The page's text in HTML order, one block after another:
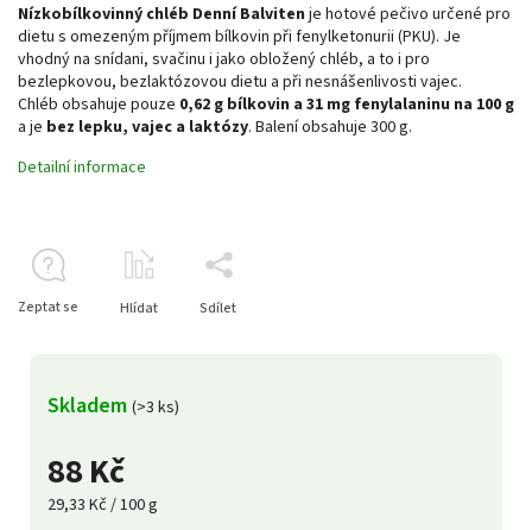
88 Kč
29,33 Kč / 100 g
Skladem (>3 ks)
Nízkobílkovinný chléb Denní Balviten je hotové pečivo určené pro
dietu s omezeným příjmem bílkovin při fenylketonurii (PKU). Je
vhodný na snídani, svačinu i jako obložený chléb, a to i pro
bezlepkovou, bezlaktózovou dietu a při nesnášenlivosti vajec.
Chléb obsahuje pouze 0,62 g bílkovin a 31 mg fenylalaninu na 100 g
a je bez lepku, vajec a laktózy. Balení obsahuje 300 g.
Detailní informace
Zeptat se Hlídat Sdílet